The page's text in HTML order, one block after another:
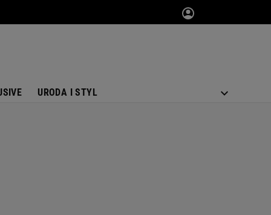
URODA I STYL